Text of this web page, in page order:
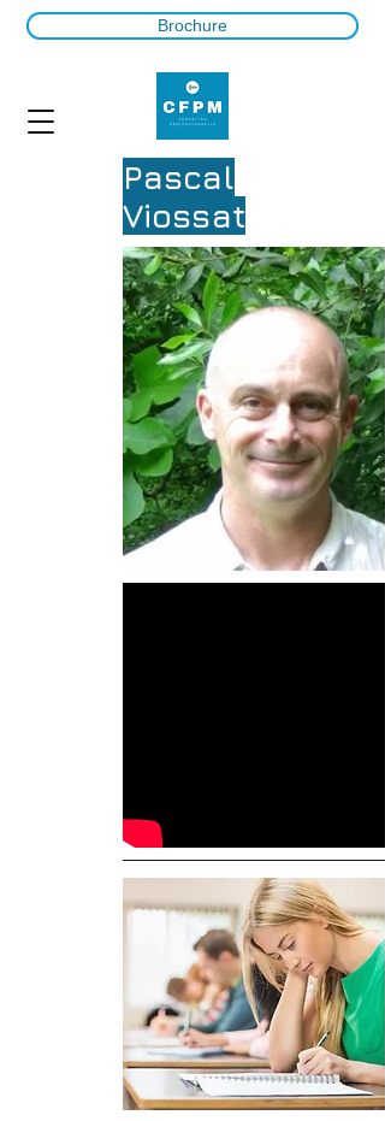
Brochure
Pascal
Viossat